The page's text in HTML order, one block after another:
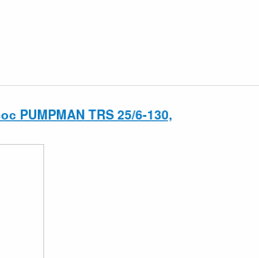
PUMPMAN TRS 25/6-130,